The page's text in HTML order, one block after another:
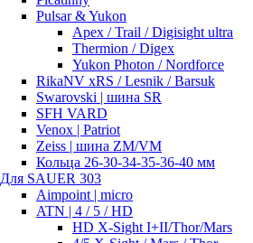
Pulsar & Yukon
Apex / Trail / Digisight ultra
Thermion / Digex
Yukon Photon / Nordforce
RikaNV xRS / Lesnik / Barsuk
Swarovski | шина SR
SFH VARD
Venox | Patriot
Zeiss | шина ZM/VM
Кольца 26-30-34-35-36-40 мм
Для SAUER 303
Aimpoint | micro
ATN | 4 / 5 / HD
HD X-Sight I+II/Thor/Mars